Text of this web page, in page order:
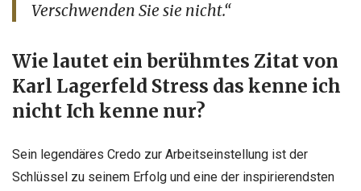
Verschwenden Sie sie nicht.“
Wie lautet ein berühmtes Zitat von
Karl Lagerfeld Stress das kenne ich
nicht Ich kenne nur?
Sein legendäres Credo zur Arbeitseinstellung ist der
Schlüssel zu seinem Erfolg und eine der inspirierendsten